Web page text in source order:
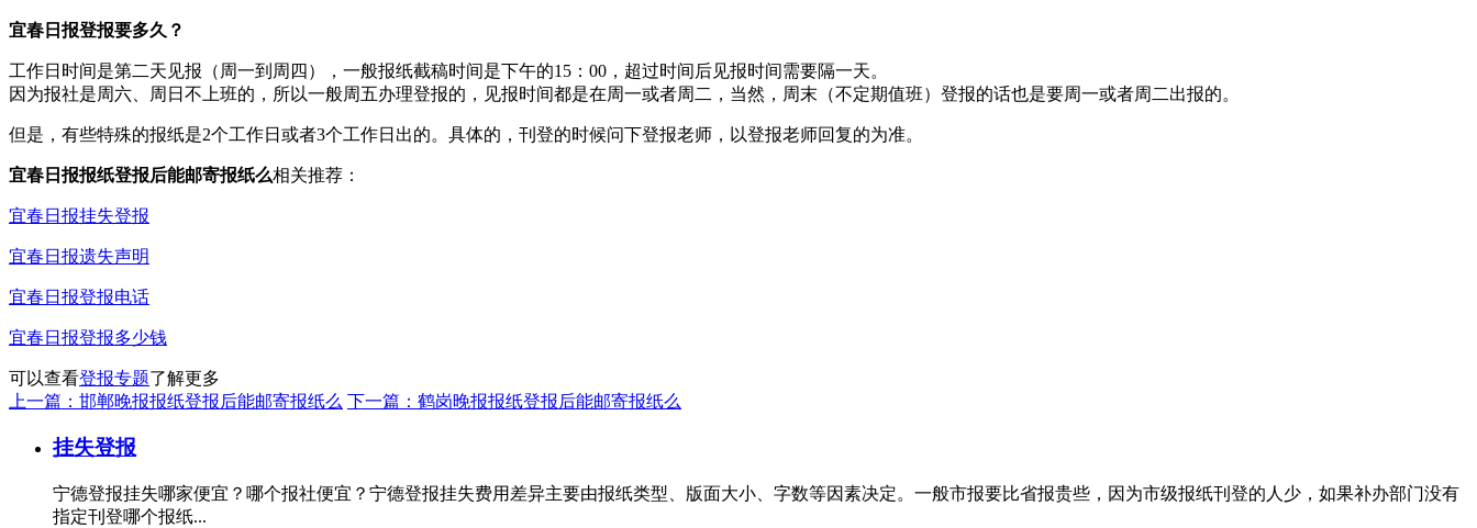
宜春日报登报要多久？
工作日时间是第二天见报（周一到周四），一般报纸截稿时间是下午的15：00，超过时间后见报时间需要隔一天。
因为报社是周六、周日不上班的，所以一般周五办理登报的，见报时间都是在周一或者周二，当然，周末（不定期值班）登报的话也是要周一或者周二出报的。
但是，有些特殊的报纸是2个工作日或者3个工作日出的。具体的，刊登的时候问下登报老师，以登报老师回复的为准。
宜春日报报纸登报后能邮寄报纸么相关推荐：
宜春日报挂失登报
宜春日报遗失声明
宜春日报登报电话
宜春日报登报多少钱
可以查看登报专题了解更多
上一篇：邯郸晚报报纸登报后能邮寄报纸么 下一篇：鹤岗晚报报纸登报后能邮寄报纸么
挂失登报
宁德登报挂失哪家便宜？哪个报社便宜？宁德登报挂失费用差异主要由报纸类型、版面大小、字数等因素决定。一般市报要比省报贵些，因为市级报纸刊登的人少，如果补办部门没有
指定刊登哪个报纸...